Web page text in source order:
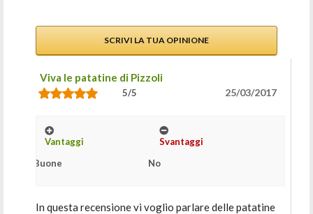
SCRIVI LA TUA OPINIONE
Viva le patatine di Pizzoli
5/5 25/03/2017
Vantaggi
Buone
Svantaggi
No
In questa recensione vi voglio parlare delle patatine